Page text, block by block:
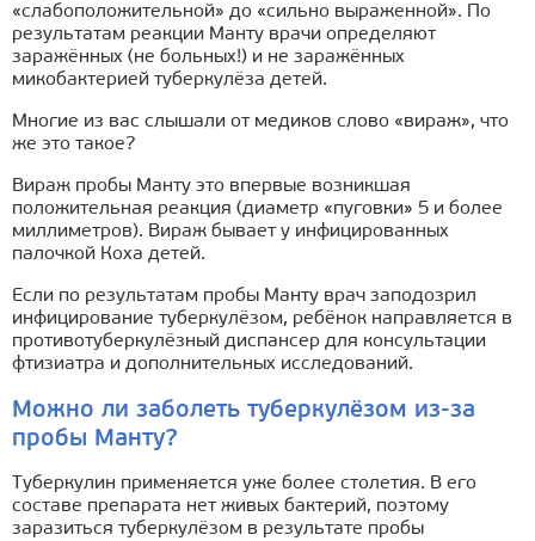
«слабоположительной» до «сильно выраженной». По
результатам реакции Манту врачи определяют
заражённых (не больных!) и не заражённых
микобактерией туберкулёза детей.
Многие из вас слышали от медиков слово «вираж», что
же это такое?
Вираж пробы Манту это впервые возникшая
положительная реакция (диаметр «пуговки» 5 и более
миллиметров). Вираж бывает у инфицированных
палочкой Коха детей.
Если по результатам пробы Манту врач заподозрил
инфицирование туберкулёзом, ребёнок направляется в
противотуберкулёзный диспансер для консультации
фтизиатра и дополнительных исследований.
Можно ли заболеть туберкулёзом из-за
пробы Манту?
Туберкулин применяется уже более столетия. В его
составе препарата нет живых бактерий, поэтому
заразиться туберкулёзом в результате пробы